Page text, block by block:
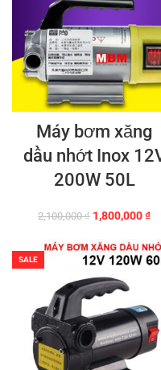
Máy bơm xăng
dầu nhớt Inox
200W 50L
2,100,000₫ Giá
là:
2,100,000 ₫.
1,800,000₫Giá
là:
SALE